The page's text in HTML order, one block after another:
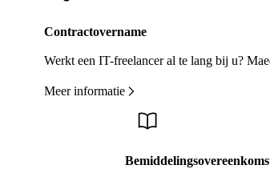
Contractovername
Werkt een IT-freelancer al te lang bij u?
Meer informatie